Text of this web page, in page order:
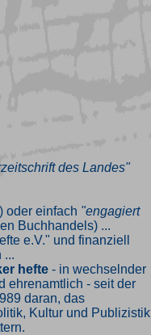
des Landes"
oder einfach "engagiert
Buchhandels) ...
e.V." und finanziell
...
hefte - in wechselnder
ehrenamtlich - seit der
daran, das
Kultur und Publizistik